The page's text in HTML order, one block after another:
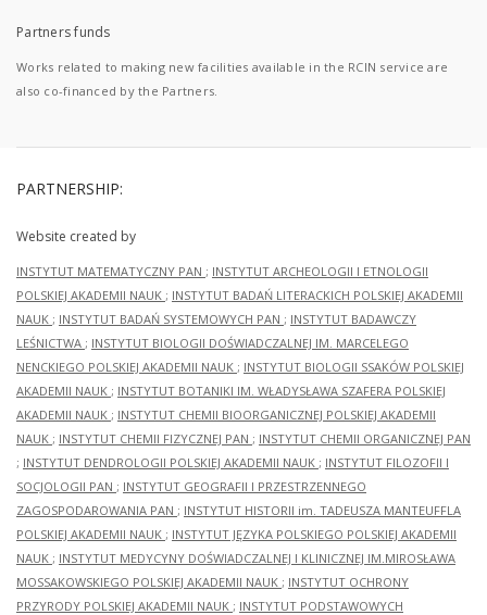
Partners funds
Works related to making new facilities available in the RCIN service are
also co-financed by the Partners.
PARTNERSHIP:
Website created by
INSTYTUT MATEMATYCZNY PAN ; INSTYTUT ARCHEOLOGII I ETNOLOGII
POLSKIEJ AKADEMII NAUK ; INSTYTUT BADAŃ LITERACKICH POLSKIEJ AKADEMII
NAUK ; INSTYTUT BADAŃ SYSTEMOWYCH PAN ; INSTYTUT BADAWCZY
LEŚNICTWA ; INSTYTUT BIOLOGII DOŚWIADCZALNEJ IM. MARCELEGO
NENCKIEGO POLSKIEJ AKADEMII NAUK ; INSTYTUT BIOLOGII SSAKÓW POLSKIEJ
AKADEMII NAUK ; INSTYTUT BOTANIKI IM. WŁADYSŁAWA SZAFERA POLSKIEJ
AKADEMII NAUK ; INSTYTUT CHEMII BIOORGANICZNEJ POLSKIEJ AKADEMII
NAUK ; INSTYTUT CHEMII FIZYCZNEJ PAN ; INSTYTUT CHEMII ORGANICZNEJ PAN
; INSTYTUT DENDROLOGII POLSKIEJ AKADEMII NAUK ; INSTYTUT FILOZOFII I
SOCJOLOGII PAN ; INSTYTUT GEOGRAFII I PRZESTRZENNEGO
ZAGOSPODAROWANIA PAN ; INSTYTUT HISTORII im. TADEUSZA MANTEUFFLA
POLSKIEJ AKADEMII NAUK ; INSTYTUT JĘZYKA POLSKIEGO POLSKIEJ AKADEMII
NAUK ; INSTYTUT MEDYCYNY DOŚWIADCZALNEJ I KLINICZNEJ IM.MIROSŁAWA
MOSSAKOWSKIEGO POLSKIEJ AKADEMII NAUK ; INSTYTUT OCHRONY
PRZYRODY POLSKIEJ AKADEMII NAUK ; INSTYTUT PODSTAWOWYCH